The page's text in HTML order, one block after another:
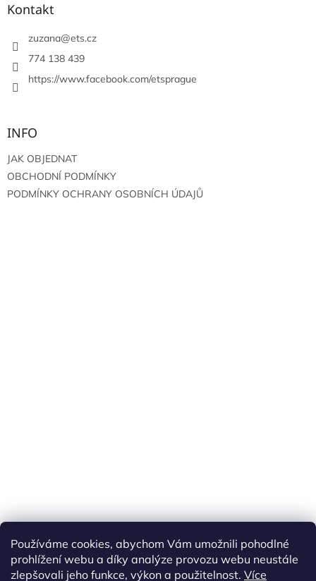
Používáme cookies, abychom Vám umožnili pohodlné
prohlížení webu a díky analýze provozu webu neustále
zlepšovali jeho funkce, výkon a použitelnost. Více
Kontakt
zuzana@ets.cz
774 138 439
https://www.facebook.com/etsprague
INFO
JAK OBJEDNAT
OBCHODNÍ PODMÍNKY
PODMÍNKY OCHRANY OSOBNÍCH ÚDAJŮ